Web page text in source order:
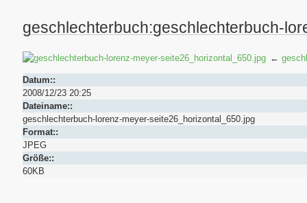
geschlechterbuch:geschlechterbuch-
←
Datum::
2008/12/23 20:25
Dateiname::
geschlechterbuch-lorenz-meyer-seite26_horizontal_650.jpg
Format::
JPEG
Größe::
60KB